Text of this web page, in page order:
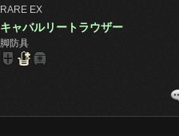
RARE EX
キャバルリートラウザー
脚防具